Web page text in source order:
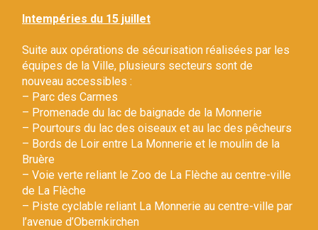
Intempéries du 15 juillet
Suite aux opérations de sécurisation réalisées par les
équipes de la Ville, plusieurs secteurs sont de
nouveau accessibles :
– Parc des Carmes
– Promenade du lac de baignade de la Monnerie
– Pourtours du lac des oiseaux et au lac des pêcheurs
– Bords de Loir entre La Monnerie et le moulin de la
Bruère
– Voie verte reliant le Zoo de La Flèche au centre-ville
de La Flèche
– Piste cyclable reliant La Monnerie au centre-ville par
l’avenue d’Obernkirchen